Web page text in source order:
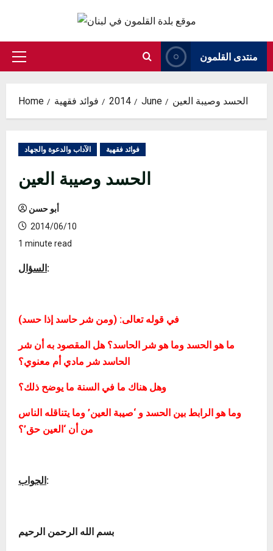
content
Primary
منتدى القلمون
Home فوائد فقهية 2014 June الحسد وصيبة العين
الآداب والدعوة والجهاد فوائد فقهية
الحسد وصيبة العين
أبو حسن
2014/06/10
1 minute read
السؤال :
في قوله تعالى: (ومن شر حاسد إذا حسد)
ما هو الحسد وما هو شر الحاسد؟ هل المقصود به أن شر
الحاسد شر مادي أم معنوي؟
وهل هناك ما في السنة ما يوضح ذلك؟
وما هو الرابط بين الحسد و ‘صيبة العين’ وما يتناقله الناس
من أن ‘العين حق’؟
الجواب :
بسم الله الرحمن الرحيم